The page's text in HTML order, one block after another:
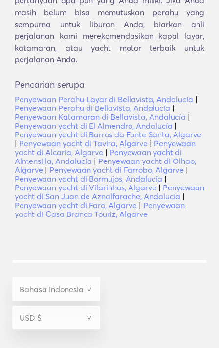
masih belum bisa memutuskan perahu yang
sempurna untuk liburan Anda, biarkan ahli
perjalanan kami merekomendasikan kapal layar,
katamaran, atau yacht motor terbaik untuk
perjalanan Anda.
Pencarian serupa
Penyewaan Perahu Layar di Bellavista, Andalucía |
Penyewaan Perahu di Bellavista, Andalucía |
Penyewaan Katamaran di Bellavista, Andalucía |
Penyewaan yacht di El Almendro, Andalucía |
Penyewaan yacht di Barros da Fonte Santa, Algarve
| Penyewaan yacht di Tavira, Algarve | Penyewaan
yacht di Alcaria, Algarve | Penyewaan yacht di
Almensilla, Andalucía | Penyewaan yacht di Olhao,
Algarve | Penyewaan yacht di Farrobo, Algarve |
Penyewaan yacht di Bormujos, Andalucía |
Penyewaan yacht di Vilarinhos, Algarve | Penyewaan
yacht di San Juan de Aznalfarache, Andalucía |
Penyewaan yacht di Faro, Algarve | Penyewaan
yacht di Casa Branca Touriz, Algarve